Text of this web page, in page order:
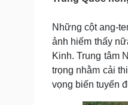
Sức khỏe
Dinh dưỡng - món
Cây thuốc
Sản phụ khoa
Nhi khoa
Những cột ang-
ảnh hiếm thấy
Kinh. Trung tâm
trọng nhằm cải
vọng biến tuyến